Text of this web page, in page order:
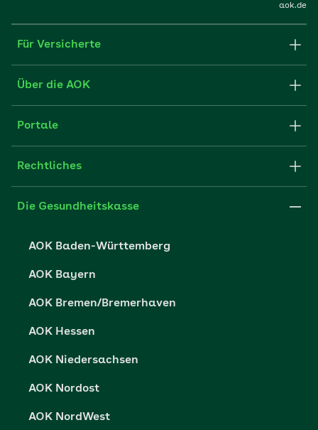
aok.de
Für Versicherte
Formulare und Anträge
FAQ
Über die AOK
Struktur & Verwaltung
Partner der AOK
Portale
Fachportal für Arbeitgeber
Presse- und Politikportal
Vertriebspartner-Service
Rechtliches
Impressum
Die Gesundheitskasse
AOK Baden-Württemberg
AOK Bayern
AOK Bremen/Bremerhaven
AOK Hessen
AOK Niedersachsen
AOK Nordost
AOK NordWest